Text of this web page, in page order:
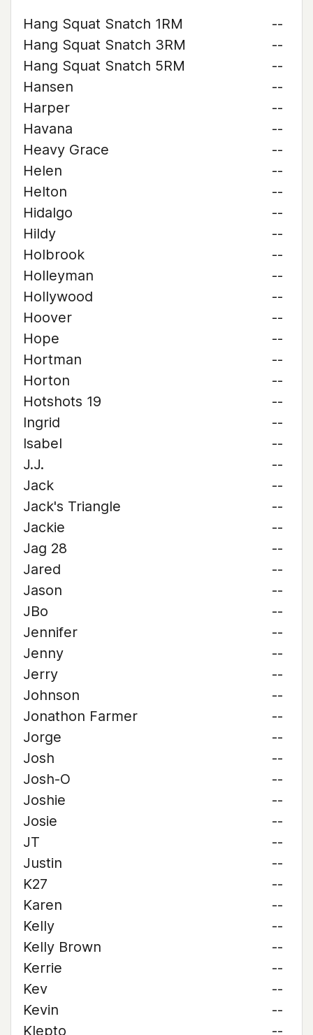
Hang Squat Snatch 1RM
--
Hang Squat Snatch 3RM
--
Hang Squat Snatch 5RM
--
Hansen
--
Harper
--
Havana
--
Heavy Grace
--
Helen
--
Helton
--
Hidalgo
--
Hildy
--
Holbrook
--
Holleyman
--
Hollywood
--
Hoover
--
Hope
--
Hortman
--
Horton
--
Hotshots 19
--
Ingrid
--
Isabel
--
J.J.
--
Jack
--
Jack's Triangle
--
Jackie
--
Jag 28
--
Jared
--
Jason
--
JBo
--
Jennifer
--
Jenny
--
Jerry
--
Johnson
--
Jonathon Farmer
--
Jorge
--
Josh
--
Josh-O
--
Joshie
--
Josie
--
JT
--
Justin
--
K27
--
Karen
--
Kelly
--
Kelly Brown
--
Kerrie
--
Kev
--
Kevin
--
Klepto
--